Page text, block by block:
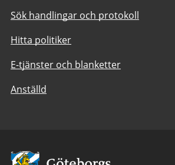
Sök handlingar och protokoll
Hitta politiker
E-tjänster och blanketter
Anställd
Avsändare: